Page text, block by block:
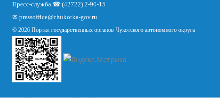
Пресс-служба ☎ (42722) 2-90-15
✉ pressoffice@chukotka-gov.ru
© 2026 Портал государственных органов Чукотского автономного округа